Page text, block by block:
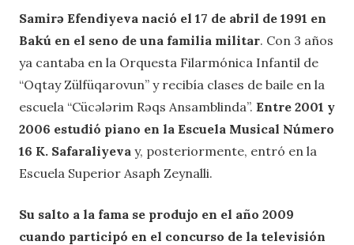
Samirə Efendiyeva nació el 17 de abril de 1991 en
Bakú en el seno de una familia militar. Con 3 años
ya cantaba en la Orquesta Filarmónica Infantil de
“Oqtay Zülfüqarovun” y recibía clases de baile en la
escuela “Cücələrim Rəqs Ansamblinda”. Entre 2001 y
2006 estudió piano en la Escuela Musical Número
16 K. Safaraliyeva y, posteriormente, entró en la
Escuela Superior Asaph Zeynalli.
Su salto a la fama se produjo en el año 2009
cuando participó en el concurso de la televisión